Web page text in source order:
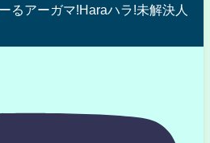
るアーガマ!Haraハラ!未解決人